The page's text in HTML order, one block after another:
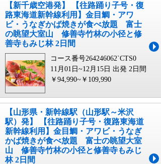
【新千歳空港発】 【往路踊り子号・復
路東海道新幹線利用】金目鯛・アワ
ビ・うなぎかば焼きが食べ放題 富士
の眺望大室山 修善寺竹林の小径と修
善寺もみじ林 2日間
コース番号264246062`CTS0
11月01日~12月15日 出発 2日間
￥94,990~￥109,990
【山形県・新幹線駅（山形駅～米沢
駅）発】 【往路踊り子号・復路東海道
新幹線利用】金目鯛・アワビ・うなぎ
かば焼きが食べ放題 富士の眺望大室
山 修善寺竹林の小径と修善寺もみじ
林 2日間